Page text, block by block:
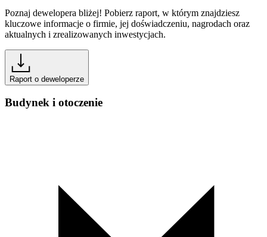
Poznaj dewelopera bliżej! Pobierz raport, w którym znajdziesz
kluczowe informacje o firmie, jej doświadczeniu, nagrodach oraz
aktualnych i zrealizowanych inwestycjach.
Raport o deweloperze
Budynek i otoczenie